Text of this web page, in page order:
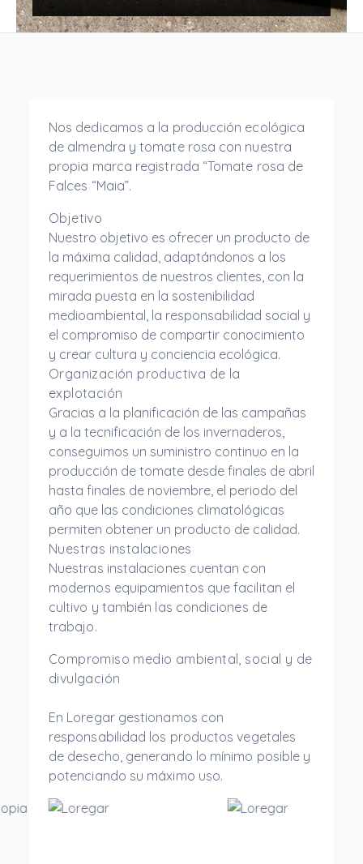
Nos dedicamos a la producción ecológica
de almendra y tomate rosa con nuestra
propia marca registrada “Tomate rosa de
Falces “Maia”.
Objetivo
Nuestro objetivo es ofrecer un producto de
la máxima calidad, adaptándonos a los
requerimientos de nuestros clientes, con la
mirada puesta en la sostenibilidad
medioambiental, la responsabilidad social y
el compromiso de compartir conocimiento
y crear cultura y conciencia ecológica.
Organización productiva de la
explotación
Gracias a la planificación de las campañas
y a la tecnificación de los invernaderos,
conseguimos un suministro continuo en la
producción de tomate desde finales de abril
hasta finales de noviembre, el periodo del
año que las condiciones climatológicas
permiten obtener un producto de calidad.
Nuestras instalaciones
Nuestras instalaciones cuentan con
modernos equipamientos que facilitan el
cultivo y también las condiciones de
trabajo.
Compromiso medio ambiental, social y de
divulgación
En Loregar gestionamos con
responsabilidad los productos vegetales
de desecho, generando lo mínimo posible y
potenciando su máximo uso.